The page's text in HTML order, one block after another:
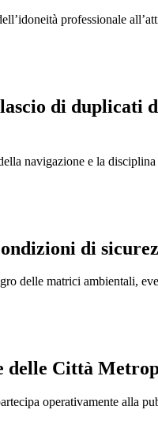
professionale
di duplicati
navigazione e la
di
delle matrici ambientali,
delle Città
operativamente alla